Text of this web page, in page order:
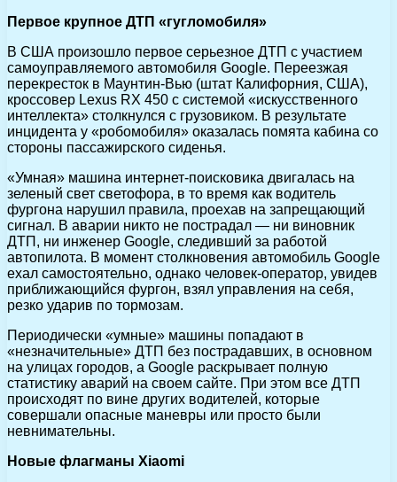
Первое крупное ДТП «гугломобиля»
В США произошло первое серьезное ДТП с участием
самоуправляемого автомобиля Google. Переезжая
перекресток в Маунтин-Вью (штат Калифорния, США),
кроссовер Lexus RX 450 с системой «искусственного
интеллекта» столкнулся с грузовиком. В результате
инцидента у «робомобиля» оказалась помята кабина со
стороны пассажирского сиденья.
«Умная» машина интернет-поисковика двигалась на
зеленый свет светофора, в то время как водитель
фургона нарушил правила, проехав на запрещающий
сигнал. В аварии никто не пострадал — ни виновник
ДТП, ни инженер Google, следивший за работой
автопилота. В момент столкновения автомобиль Google
ехал самостоятельно, однако человек-оператор, увидев
приближающийся фургон, взял управления на себя,
резко ударив по тормозам.
Периодически «умные» машины попадают в
«незначительные» ДТП без пострадавших, в основном
на улицах городов, а Google раскрывает полную
статистику аварий на своем сайте. При этом все ДТП
происходят по вине других водителей, которые
совершали опасные маневры или просто были
невнимательны.
Новые флагманы Xiaomi